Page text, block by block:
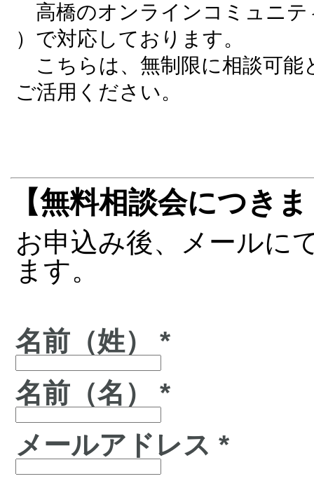
高橋のオンラインコミュニ
）で対応しております。
こちらは、無制限に相談可能
ご活用ください。
【無料相談会につき
お申込み後、メールに
ます。
名前（姓） *
名前（名） *
メールアドレス *